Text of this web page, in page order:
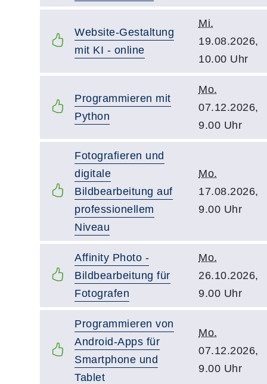
Website-Gestaltung
mit KI - online
Mi.
19.08.2026,
10.00 Uhr
Programmieren mit
Python
Mo.
07.12.2026,
9.00 Uhr
Fotografieren und
digitale
Bildbearbeitung auf
professionellem
Niveau
Mo.
17.08.2026,
9.00 Uhr
Affinity Photo -
Bildbearbeitung für
Fotografen
Mo.
26.10.2026,
9.00 Uhr
Programmieren von
Android-Apps für
Smartphone und
Tablet
Mo.
07.12.2026,
9.00 Uhr